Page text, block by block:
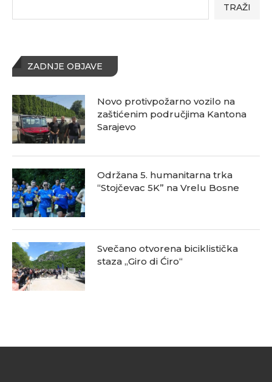
TRAŽI
ZADNJE OBJAVE
Novo protivpožarno vozilo na
zaštićenim područjima Kantona
Sarajevo
Održana 5. humanitarna trka
“Stojčevac 5K” na Vrelu Bosne
Svečano otvorena biciklistička
staza „Giro di Ćiro“